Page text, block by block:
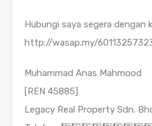
Hubungi saya segera dengan
http://wasap.my/
Muhammad Anas Mahmood
[REN 45885]
Legacy Real Property Sdn.